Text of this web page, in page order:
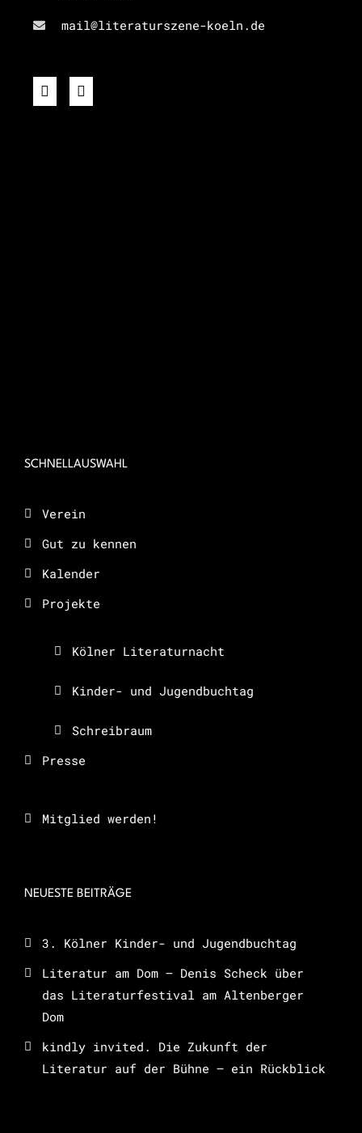
mail@literaturszene-koeln.de
SCHNELLAUSWAHL
Verein
Gut zu kennen
Kalender
Projekte
Kölner Literaturnacht
Kinder- und Jugendbuchtag
Schreibraum
Presse
Mitglied werden!
NEUESTE BEITRÄGE
3. Kölner Kinder- und Jugendbuchtag
Literatur am Dom – Denis Scheck über
das Literaturfestival am Altenberger
Dom
kindly invited. Die Zukunft der
Literatur auf der Bühne – ein Rückblick